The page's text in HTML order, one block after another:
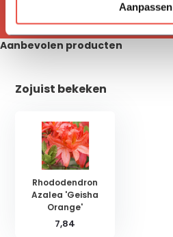
Aanpassen
Aanbevolen producten
Zojuist bekeken
Rhododendron
Azalea 'Geisha
Orange'
7,84